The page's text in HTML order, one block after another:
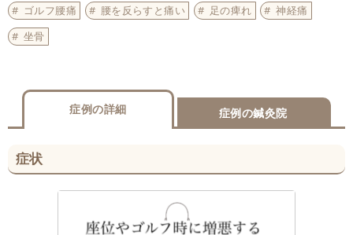
ゴルフ腰痛 腰を反らすと痛い 足の痺れ
神経痛
坐骨
症例の詳細 症例の鍼灸院
症状